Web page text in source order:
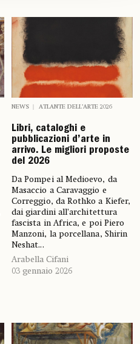
NEWS ATLANTE DELL’ARTE 2026
Libri, cataloghi e
pubblicazioni d’arte in
arrivo. Le migliori proposte
del 2026
Da Pompei al Medioevo, da
Masaccio a Caravaggio e
Correggio, da Rothko a Kiefer,
dai giardini all’architettura
fascista in Africa, e poi Piero
Manzoni, la porcellana, Shirin
Neshat...
Arabella Cifani
03 gennaio 2026